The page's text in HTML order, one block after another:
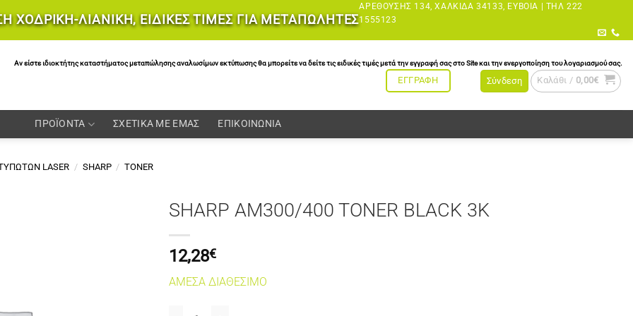
ΧΟΔΡΙΚΗ-ΛΙΑΝΙΚΗ, ΕΙΔΙΚΕΣ ΤΙΜΕΣ ΓΙΑ ΜΕΤΑΠΩΛΗΤΕΣ
ΑΡΕΘΟΎΣΗΣ 134, ΧΑΛΚΊΔΑ 34133, ΕΎΒΟΙΑ | ΤΗΛ 222
1555123
Αν είστε ιδιοκτήτης καταστήματος μεταπώλησης αναλωσίμων εκτύπωσης θα μπορείτε να δείτε τις ειδικές τιμές μετά την εγγραφή σας στο Site και την ενεργοποίηση του λογαριασμού σας.
ΕΓΓΡΑΦΗ Σύνδεση Καλάθι / 0,00€
ΠΡΟΪΟΝΤΑ ΣΧΕΤΙΚΑ ΜΕ ΕΜΑΣ ΕΠΙΚΟΙΝΩΝΙΑ
LASER / SHARP / TONER
SHARP AM300/400 TONER BLACK 3K
12,28€
ΑΜΕΣΑ ΔΙΑΘΕΣΙΜΟ
SHARP AM300/400 TONER BLACK 3K ποσότητα